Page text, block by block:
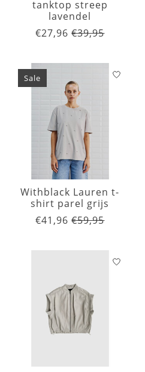
tanktop streep
lavendel
€27,96 €39,95
Sale
Withblack Lauren t-
shirt parel grijs
€41,96 €59,95